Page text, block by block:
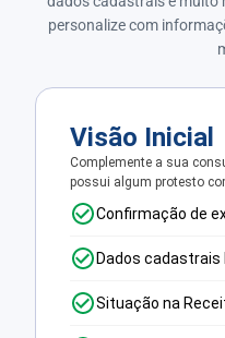
personalize com
Visão Inicial
Complemente a sua
possui algum protesto
Confirmação de
Dados cadastrais
Situação na